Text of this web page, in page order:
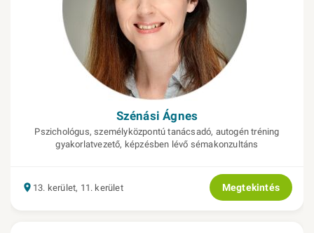
Szénási Ágnes
Pszichológus, személyközpontú tanácsadó, autogén tréning
gyakorlatvezető, képzésben lévő sémakonzultáns
13. kerület, 11. kerület Megtekintés